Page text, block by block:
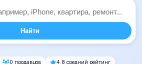
Найти
0 продавцов
4.8 средний рейтинг